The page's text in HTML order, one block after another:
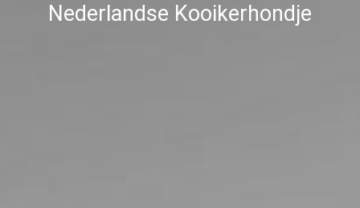
Nederlandse Kooikerhondje